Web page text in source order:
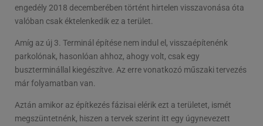
engedély 2018 decemberében történt hirtelen visszavonása óta
valóban csak éktelenkedik ez a terület.
Amíg az új 3. Terminál építése nem indul el, visszaépítenénk
parkolónak, hasonlóan ahhoz, ahogy volt, csak egy
buszterminállal kiegészítve. Az erre vonatkozó műszaki tervezés
már folyamatban van.
Aztán amikor az építkezés fázisai elérik ezt a területet, ismét
megszüntetnénk, hiszen a tervek szerint itt egy úgynevezett